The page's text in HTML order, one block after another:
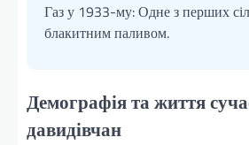
Газ у 1933-му: Одне з перших
блакитним паливом.
Демографія та життя
давидівчан